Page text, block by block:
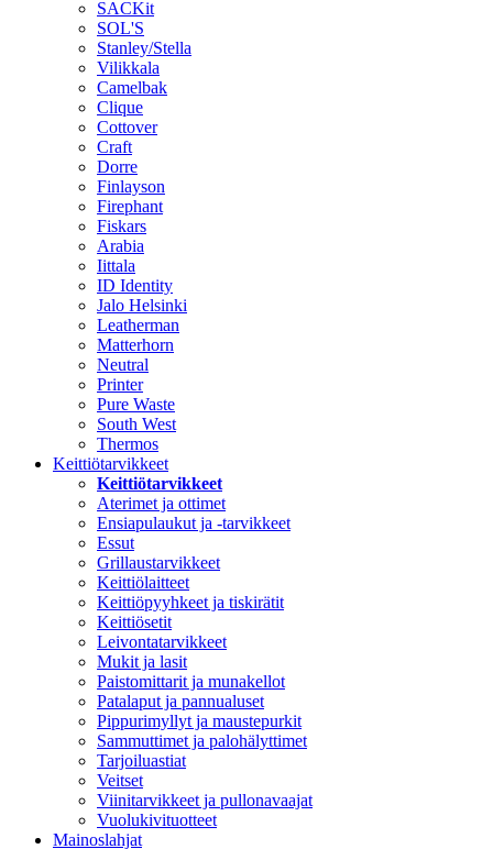
SACKit
SOL'S
Stanley/Stella
Vilikkala
Camelbak
Clique
Cottover
Craft
Dorre
Finlayson
Firephant
Fiskars
Arabia
Iittala
ID Identity
Jalo Helsinki
Leatherman
Matterhorn
Neutral
Printer
Pure Waste
South West
Thermos
Keittiötarvikkeet
Keittiötarvikkeet
Aterimet ja ottimet
Ensiapulaukut ja -tarvikkeet
Essut
Grillaustarvikkeet
Keittiölaitteet
Keittiöpyyhkeet ja tiskirätit
Keittiösetit
Leivontatarvikkeet
Mukit ja lasit
Paistomittarit ja munakellot
Patalaput ja pannualuset
Pippurimyllyt ja maustepurkit
Sammuttimet ja palohälyttimet
Tarjoiluastiat
Veitset
Viinitarvikkeet ja pullonavaajat
Vuolukivituotteet
Mainoslahjat